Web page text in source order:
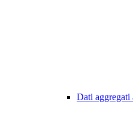
Dati aggregati